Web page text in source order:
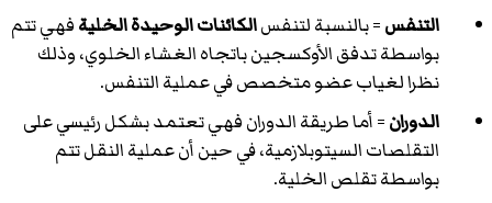
التنفس= بالنسبة لتنفسالكائنات الوحيدة الخليةفهي تتم
بواسطة تدفق الأوكسجين باتجاه الغشاء الخلوي، وذلك
نظرا لغياب عضو متخصص في عملية التنفس.
الدوران= أما طريقة الدوران فهي تعتمد بشكل رئيسي على
التقلصات السيتوبلازمية، في حين أن عملية النقل تتم
بواسطة تقلص الخلية.